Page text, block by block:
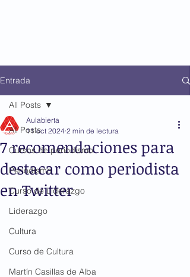
Entrada
All Posts
Cursos de periodismo
Periodismo
Curso de Liderazgo
Liderazgo
Cultura
Curso de Cultura
Martín Casillas de Alba
All Posts
7 recomendaciones para
destacar como periodista
en Twitter
Aulabierta
11 oct 2024 2 min de lectura